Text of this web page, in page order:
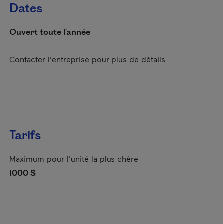
Dates
Ouvert toute l'année
Contacter l'entreprise pour plus de détails
Tarifs
Maximum pour l'unité la plus chère
1000 $